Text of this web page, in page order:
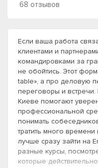
Если ваша работа
клиентами и
командировками за
не обойтись. Этот
table», а про деловую
переговоры и встречи.
Киеве помогают
профессиональной
понимать
тратить много
лучше сразу зайти на
разные курсы,
которые
68 отзывов